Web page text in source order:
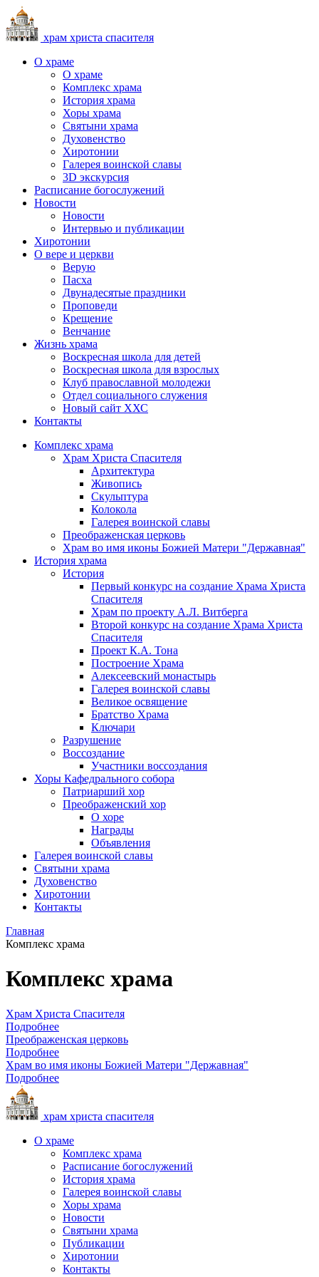
храм христа спасителя
О храме
О храме
Комплекс храма
История храма
Хоры храма
Святыни храма
Духовенство
Хиротонии
Галерея воинской славы
3D экскурсия
Расписание богослужений
Новости
Новости
Интервью и публикации
Хиротонии
О вере и церкви
Верую
Пасха
Двунадесятые праздники
Проповеди
Крещение
Венчание
Жизнь храма
Воскресная школа для детей
Воскресная школа для взрослых
Клуб православной молодежи
Отдел социального служения
Новый сайт ХХС
Контакты
Комплекс храма
Храм Христа Спасителя
Архитектура
Живопись
Скульптура
Колокола
Галерея воинской славы
Преображенская церковь
Храм во имя иконы Божией Матери "Державная"
История храма
История
Первый конкурс на создание Храма Христа
Спасителя
Храм по проекту А.Л. Витберга
Второй конкурс на создание Храма Христа
Спасителя
Проект К.А. Тона
Построение Храма
Алексеевский монастырь
Галерея воинской славы
Великое освящение
Братство Храма
Ключари
Разрушение
Воссоздание
Участники воссоздания
Хоры Кафедрального собора
Патриарший хор
Преображенский хор
О хоре
Награды
Объявления
Галерея воинской славы
Святыни храма
Духовенство
Хиротонии
Контакты
Главная
Комплекс храма
Комплекс храма
Храм Христа Спасителя
Подробнее
Преображенская церковь
Подробнее
Храм во имя иконы Божией Матери "Державная"
Подробнее
храм христа спасителя
О храме
Комплекс храма
Расписание богослужений
История храма
Галерея воинской славы
Хоры храма
Новости
Святыни храма
Публикации
Хиротонии
Контакты